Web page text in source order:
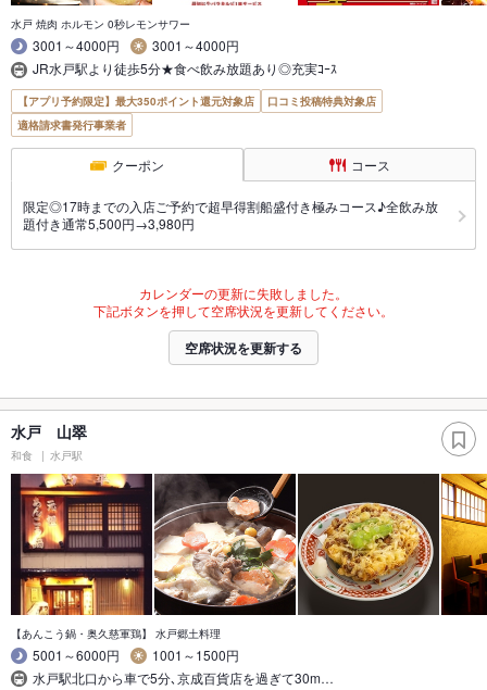
水戸 焼肉 ホルモン 0秒レモンサワー
3001～4000円
3001～4000円
JR水戸駅より徒歩5分★食べ飲み放題あり◎充実ｺｰｽ
【アプリ予約限定】最大350ポイント還元対象店
口コミ投稿特典対象店
適格請求書発行事業者
クーポン コース
限定◎17時までの入店ご予約で超早得割船盛付き極みコース♪全飲み放
題付き通常5,500円→3,980円
カレンダーの更新に失敗しました。
下記ボタンを押して空席状況を更新してください。
空席状況を更新する
水戸 山翠
和食 水戸駅
【あんこう鍋・奥久慈軍鶏】 水戸郷土料理
5001～6000円
1001～1500円
水戸駅北口から車で5分､京成百貨店を過ぎて30m…